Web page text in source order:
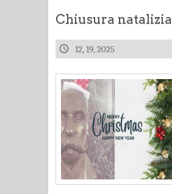
Chiusura natalizia
12, 19, 2025